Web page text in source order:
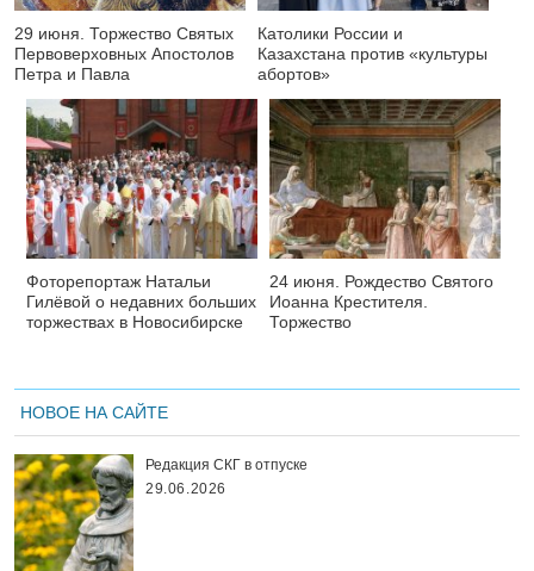
29 июня. Торжество Святых
Первоверховных Апостолов
Петра и Павла
Католики России и
Казахстана против «культуры
абортов»
Фоторепортаж Натальи
Гилёвой о недавних больших
торжествах в Новосибирске
24 июня. Рождество Святого
Иоанна Крестителя.
Торжество
НОВОЕ НА САЙТЕ
Редакция СКГ в отпуске
29.06.2026